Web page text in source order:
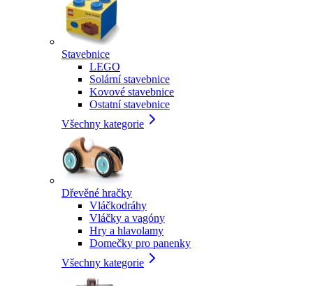
Stavebnice
LEGO
Solární stavebnice
Kovové stavebnice
Ostatní stavebnice
Všechny kategorie
Dřevěné hračky
Vláčkodráhy
Vláčky a vagóny
Hry a hlavolamy
Domečky pro panenky
Všechny kategorie